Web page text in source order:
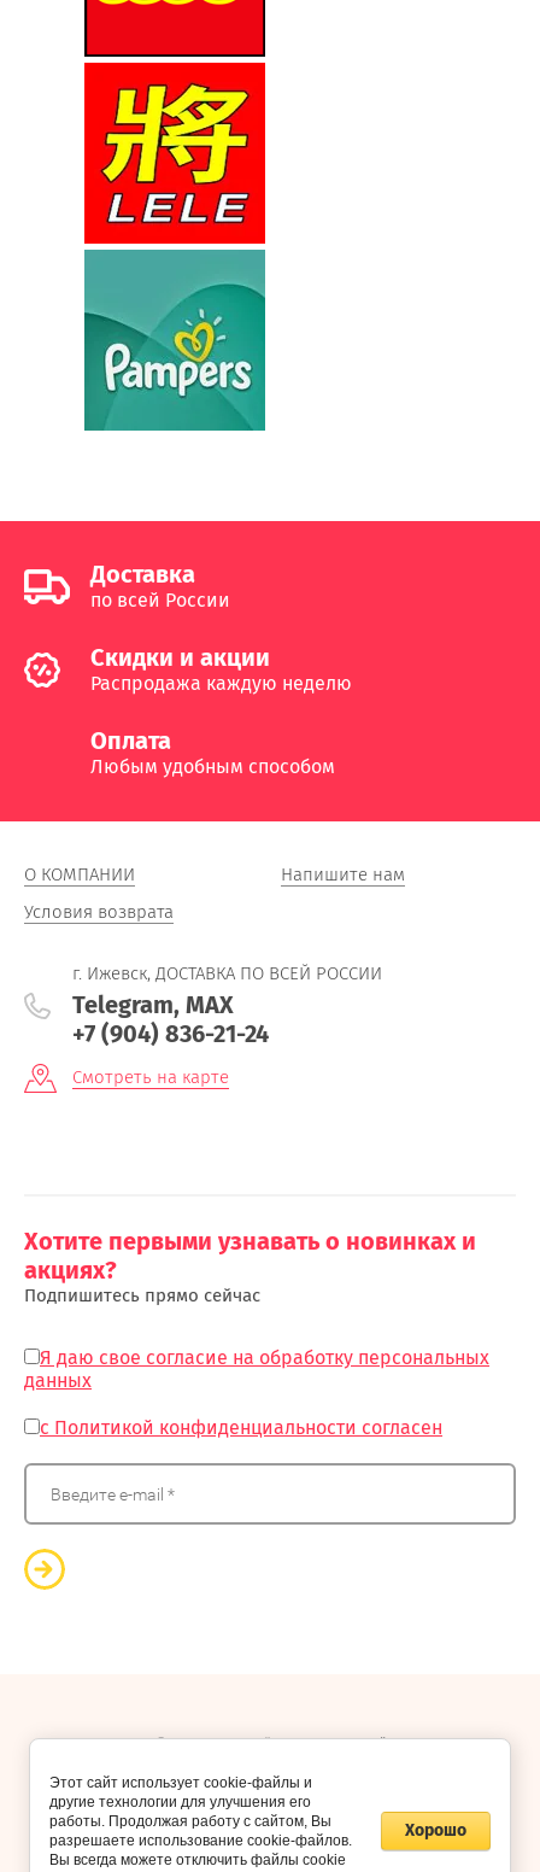
Доставка
по всей России
Cкидки и акции
Распродажа каждую неделю
Оплата
Любым удобным способом
О КОМПАНИИ
Условия возврата
Напишите нам
г. Ижевск, ДОСТАВКА ПО ВСЕЙ РОССИИ
Telegram, MAX
+7 (904) 836-21-24
Смотреть на карте
Хотите первыми узнавать о новинках и
акциях?
Подпишитесь прямо сейчас
Я даю свое согласие на обработку персональных
данных
с Политикой конфиденциальности согласен
© 2018 - 2026 “КиндерСити24”
Этот сайт использует cookie-файлы и
другие технологии для улучшения его
работы. Продолжая работу с сайтом, Вы
разрешаете использование cookie-файлов.
Вы всегда можете отключить файлы cookie
Хорошо